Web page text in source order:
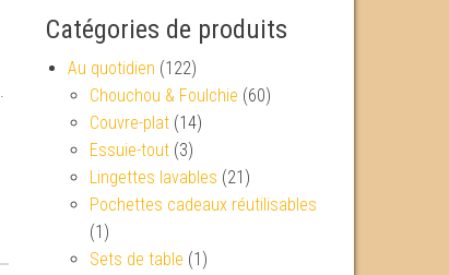
Catégories de produits
Au quotidien (122)
Chouchou & Foulchie (60)
Couvre-plat (14)
Essuie-tout (3)
Lingettes lavables (21)
Pochettes cadeaux réutilisables
(1)
Sets de table (1)